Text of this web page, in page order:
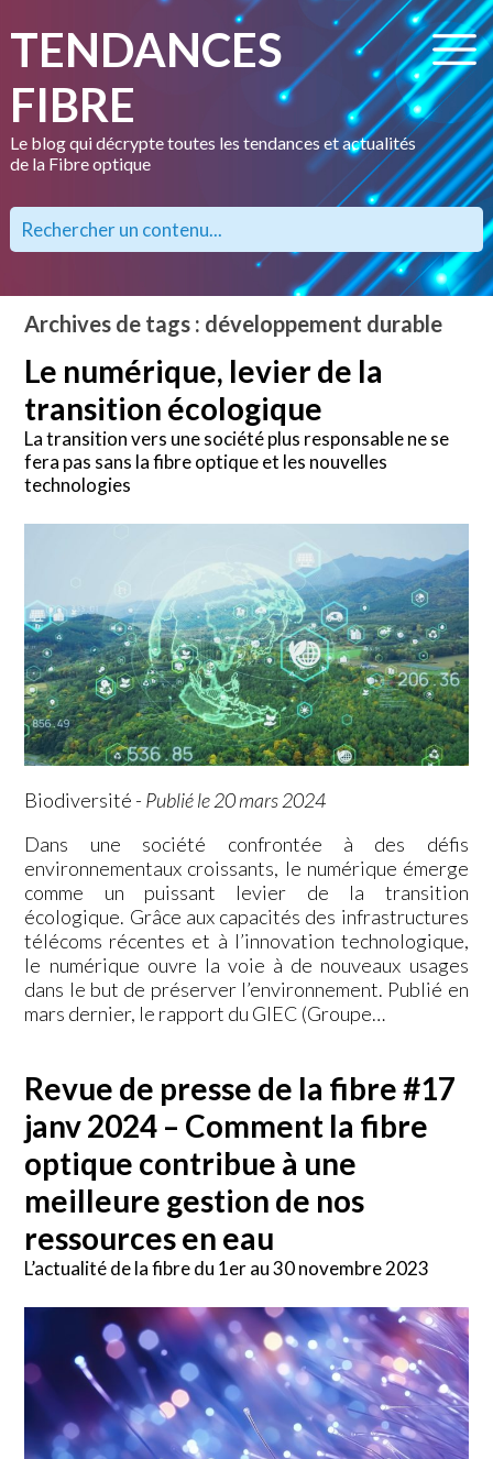
TENDANCES
FIBRE
Le blog qui décrypte toutes les tendances et actualités
de la Fibre optique
Archives de tags : développement durable
Le numérique, levier de la
transition écologique
La transition vers une société plus responsable ne se
fera pas sans la fibre optique et les nouvelles
technologies
Biodiversité - Publié le 20 mars 2024
Dans une société confrontée à des défis
environnementaux croissants, le numérique émerge
comme un puissant levier de la transition
écologique. Grâce aux capacités des infrastructures
télécoms récentes et à l’innovation technologique,
le numérique ouvre la voie à de nouveaux usages
dans le but de préserver l’environnement. Publié en
mars dernier, le rapport du GIEC (Groupe…
Revue de presse de la fibre #17
janv 2024 – Comment la fibre
optique contribue à une
meilleure gestion de nos
ressources en eau
L’actualité de la fibre du 1er au 30 novembre 2023